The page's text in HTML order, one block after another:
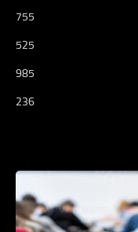
755
525
985
236